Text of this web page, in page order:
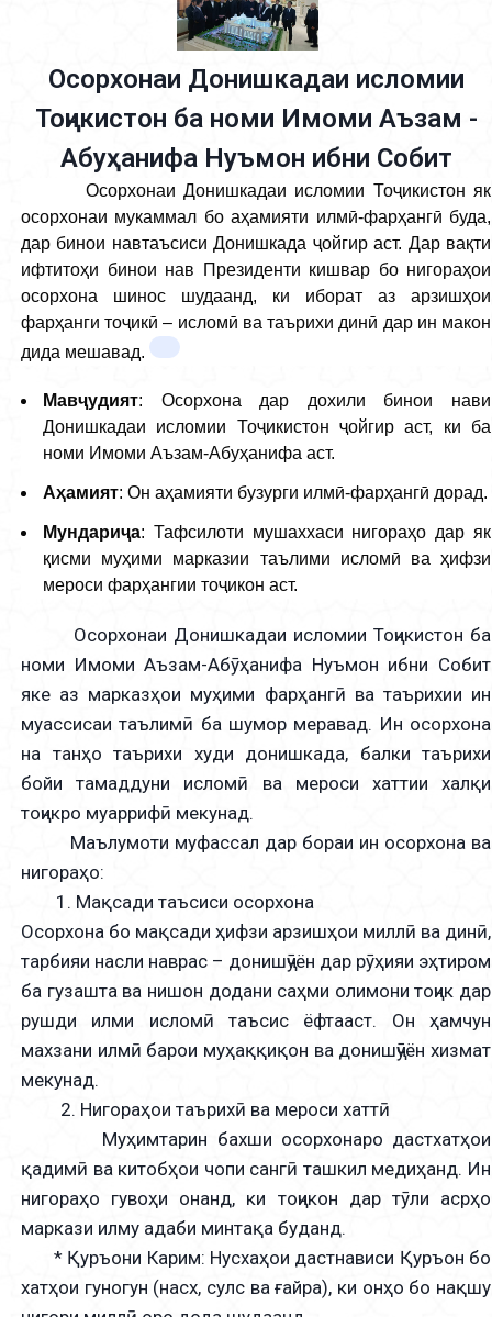
Осорхонаи Донишкадаи исломии
Тоҷикистон ба номи Имоми Аъзам -
Абуҳанифа Нуъмон ибни Собит
Осорхонаи Донишкадаи исломии Тоҷикистон як
осорхонаи мукаммал бо аҳамияти илмӣ-фарҳангӣ буда,
дар бинои навтаъсиси Донишкада ҷойгир аст. Дар вақти
ифтитоҳи бинои нав Президенти кишвар бо нигораҳои
осорхона шинос шудаанд, ки иборат аз арзишҳои
фарҳанги тоҷикӣ – исломӣ ва таърихи динӣ дар ин макон
дида мешавад.
Мавҷудият: Осорхона дар дохили бинои нави
Донишкадаи исломии Тоҷикистон ҷойгир аст, ки ба
номи Имоми Аъзам-Абуҳанифа аст.
Аҳамият: Он аҳамияти бузурги илмӣ-фарҳангӣ дорад.
Мундариҷа: Тафсилоти мушаххаси нигораҳо дар як
қисми муҳими марказии таълими исломӣ ва ҳифзи
мероси фарҳангии тоҷикон аст.
Осорхонаи Донишкадаи исломии Тоҷикистон ба
номи Имоми Аъзам-Абӯҳанифа Нуъмон ибни Собит
яке аз марказҳои муҳими фарҳангӣ ва таърихии ин
муассисаи таълимӣ ба шумор меравад. Ин осорхона
на танҳо таърихи худи донишкада, балки таърихи
бойи тамаддуни исломӣ ва мероси хаттии халқи
тоҷикро муаррифӣ мекунад.
Маълумоти муфассал дар бораи ин осорхона ва
нигораҳо:
1. Мақсади таъсиси осорхона
Осорхона бо мақсади ҳифзи арзишҳои миллӣ ва динӣ,
тарбияи насли наврас – донишҷӯён дар рӯҳияи эҳтиром
ба гузашта ва нишон додани саҳми олимони тоҷик дар
рушди илми исломӣ таъсис ёфтааст. Он ҳамчун
махзани илмӣ барои муҳаққиқон ва донишҷӯён хизмат
мекунад.
2. Нигораҳои таърихӣ ва мероси хаттӣ
Муҳимтарин бахши осорхонаро дастхатҳои
қадимӣ ва китобҳои чопи сангӣ ташкил медиҳанд. Ин
нигораҳо гувоҳи онанд, ки тоҷикон дар тӯли асрҳо
маркази илму адаби минтақа буданд.
* Қуръони Карим: Нусхаҳои дастнависи Қуръон бо
хатҳои гуногун (насх, сулс ва ғайра), ки онҳо бо нақшу